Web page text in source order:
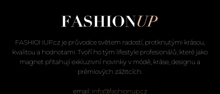
FASHIONUP.cz je průvodce světem radostí, protknutými krásou,
kvalitou a hodnotami. Tvoří ho tým lifestyle profesionálů, které jako
magnet přitahují exkluzivní novinky v módě, kráse, designu a
prémiových zážitcích.
email: info@fashionup.cz